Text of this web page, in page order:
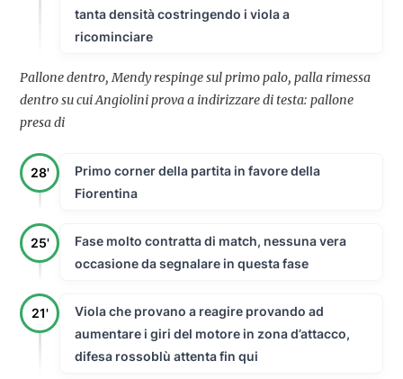
tanta densità costringendo i viola a
ricominciare
Pallone dentro, Mendy respinge sul primo palo, palla rimessa
dentro su cui Angiolini prova a indirizzare di testa: pallone
presa di
28'
Primo corner della partita in favore della
Fiorentina
25'
Fase molto contratta di match, nessuna vera
occasione da segnalare in questa fase
21'
Viola che provano a reagire provando ad
aumentare i giri del motore in zona d’attacco,
difesa rossoblù attenta fin qui